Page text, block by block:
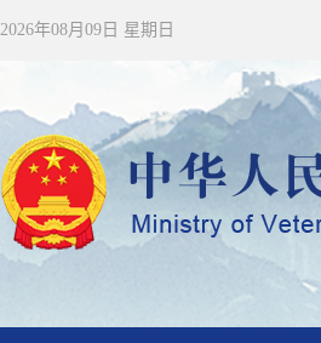
2026年08月09日 星期日